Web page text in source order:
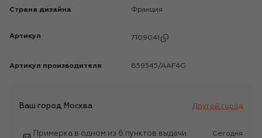
Страна дизайна Франция
Артикул 7109041
Артикул производителя 859545/AAF4G
Ваш город Москва Другой город
Примерка в одном из 6 пунктов выдачи
Сегодня